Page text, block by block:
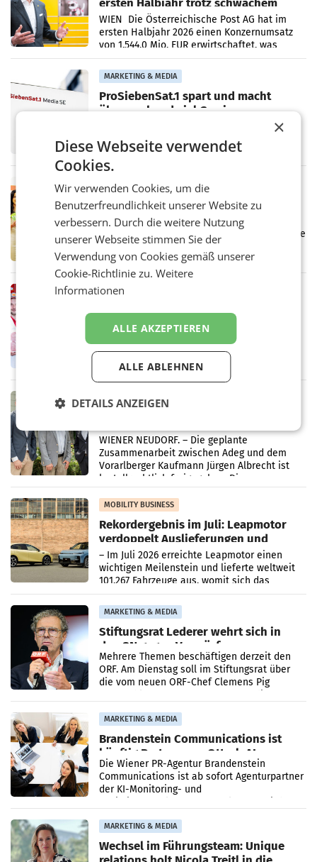
ersten Halbjahr trotz schwachem
Briefgeschäft
WIEN Die Österreichische Post AG hat im
ersten Halbjahr 2026 einen Konzernumsatz
von 1.544,0 Mio. EUR erwirtschaftet, was
einem Plus von 3,8 Prozent gegenüber dem
Vergleichszeitraum
MARKETING & MEDIA
ProSiebenSat.1 spart und macht
überraschend viel Gewinn
UNTERFÖHRING/MAILAND/AMSTERDAM. Der
Frühjahr dank Kostensenkungen operativ
Markterwartung deutlich übertroffen.
RETAIL
Eine Bühne für Zirkularität: ARA und
Müller informieren am POS über
Kreislauffähigkeit
Über den gesamten August hinweg rücken die
Altstoff Recycling Austria AG (ARA) und der
Handelskonzern Müller die Initiative
„Kreislauf-Helden“ in allen österreichischen
RETAIL
Penny modernisiert zwei Filialen in
Ober- und Niederösterreich
WIENER NEUDORF. – Im Rahmen einer
laufenden Modernisierungsoffensive
erneuert Penny zwei Filialen in Nieder- und
Oberösterreich. Die beiden Standorte liegen
in Haag sowie im rund
RETAIL
Albrecht setzt ab 1.1.2027 auf Adeg
WIENER NEUDORF. – Die geplante
Zusammenarbeit zwischen Adeg und dem
Vorarlberger Kaufmann Jürgen Albrecht ist
kartellrechtlich freigegeben: Die
Bundeswettbewerbsbehörde und der
Bundeskartellanwalt
MOBILITY BUSINESS
Rekordergebnis im Juli: Leapmotor
verdoppelt Auslieferungen und
überschreitet die 100.000er-Marke
– Im Juli 2026 erreichte Leapmotor einen
wichtigen Meilenstein und lieferte weltweit
101.267 Fahrzeuge aus, womit sich das
Ergebnis gegenüber Juli 2025 mehr als
verdoppelte (+102
MARKETING & MEDIA
Stiftungsrat Lederer wehrt sich in
den SN gegen Vorwürfe
Mehrere Themen beschäftigen derzeit den
ORF. Am Dienstag soll im Stiftungsrat über
die vom neuen ORF-Chef Clemens Pig
MARKETING & MEDIA
Brandenstein Communications ist
künftig Partner von OtterlyAI
Die Wiener PR-Agentur Brandenstein
Communications ist ab sofort Agenturpartner
der KI-Monitoring- und
MARKETING & MEDIA
Wechsel im Führungsteam: Unique
×
Diese Webseite verwendet
Cookies.
Wir verwenden Cookies, um die
Benutzerfreundlichkeit unserer Website zu
verbessern. Durch die weitere Nutzung
unserer Webseite stimmen Sie der
Verwendung von Cookies gemäß unserer
Cookie-Richtlinie zu.Weitere
Informationen
ALLE AKZEPTIEREN
ALLE ABLEHNEN
DETAILS ANZEIGEN